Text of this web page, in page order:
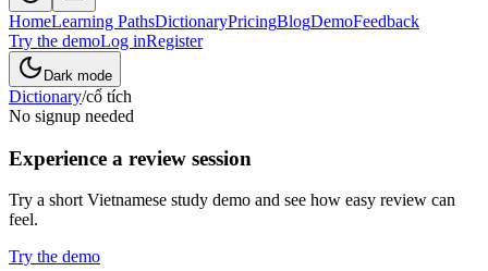
HomeLearning PathsDictionaryPricingBlogDemoFeedback
Try the demoLog inRegister
Dark mode
Dictionary/cổ tích
No signup needed
Experience a review session
Try a short Vietnamese study demo and see how easy review can
feel.
Try the demo